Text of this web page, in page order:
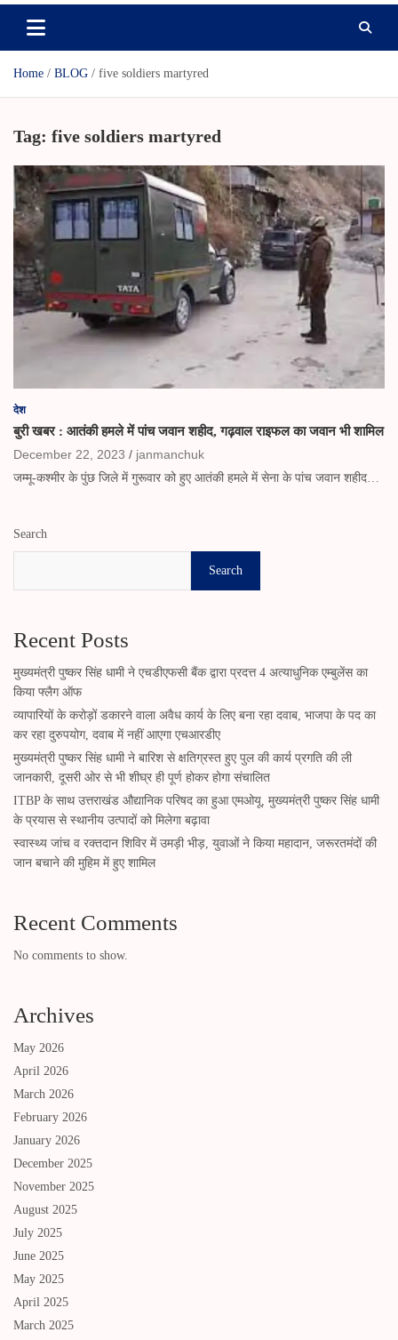
Home BLOG five soldiers martyred
Tag: five soldiers martyred
देश
बुरी खबर : आतंकी हमले में पांच जवान शहीद, गढ़वाल राइफल का जवान भी शामिल
December 22, 2023
janmanchuk
जम्मू-कश्मीर के पुंछ जिले में गुरूवार को हुए आतंकी हमले में सेना के पांच जवान शहीद…
Search
Search
Recent Posts
मुख्यमंत्री पुष्कर सिंह धामी ने एचडीएफसी बैंक द्वारा प्रदत्त 4 अत्याधुनिक एम्बुलेंस का
किया फ्लैग ऑफ
व्यापारियों के करोड़ों डकारने वाला अवैध कार्य के लिए बना रहा दवाब, भाजपा के पद का
कर रहा दुरुपयोग, दवाब में नहीं आएगा एचआरडीए
मुख्यमंत्री पुष्कर सिंह धामी ने बारिश से क्षतिग्रस्त हुए पुल की कार्य प्रगति की ली
जानकारी, दूसरी ओर से भी शीघ्र ही पूर्ण होकर होगा संचालित
ITBP के साथ उत्तराखंड औद्यानिक परिषद का हुआ एमओयू, मुख्यमंत्री पुष्कर सिंह धामी
के प्रयास से स्थानीय उत्पादों को मिलेगा बढ़ावा
स्वास्थ्य जांच व रक्तदान शिविर में उमड़ी भीड़, युवाओं ने किया महादान, जरूरतमंदों की
जान बचाने की मुहिम में हुए शामिल
Recent Comments
No comments to show.
Archives
May 2026
April 2026
March 2026
February 2026
January 2026
December 2025
November 2025
August 2025
July 2025
June 2025
May 2025
April 2025
March 2025